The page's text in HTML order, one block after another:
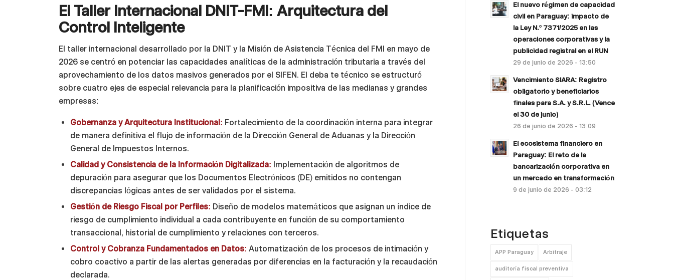
El Taller Internacional DNIT-FMI: Arquitectura del
Control Inteligente
El taller internacional desarrollado por la DNIT y la Misión de Asistencia Técnica del FMI en mayo de
2026 se centró en potenciar las capacidades analíticas de la administración tributaria a través del
aprovechamiento de los datos masivos generados por el SIFEN. El deba te técnico se estructuró
sobre cuatro ejes de especial relevancia para la planificación impositiva de las medianas y grandes
empresas:
Gobernanza y Arquitectura Institucional: Fortalecimiento de la coordinación interna para integrar
de manera definitiva el flujo de información de la Dirección General de Aduanas y la Dirección
General de Impuestos Internos.
Calidad y Consistencia de la Información Digitalizada: Implementación de algoritmos de
depuración para asegurar que los Documentos Electrónicos (DE) emitidos no contengan
discrepancias lógicas antes de ser validados por el sistema.
Gestión de Riesgo Fiscal por Perfiles: Diseño de modelos matemáticos que asignan un índice de
riesgo de cumplimiento individual a cada contribuyente en función de su comportamiento
transaccional, historial de cumplimiento y relaciones con terceros.
Control y Cobranza Fundamentados en Datos: Automatización de los procesos de intimación y
cobro coactivo a partir de las alertas generadas por diferencias en la facturación y la recaudación
declarada.
El nuevo régimen de capacidad
civil en Paraguay: impacto de
la Ley N.º 7371/2025 en las
operaciones corporativas y la
publicidad registral en el RUN
29 de junio de 2026 - 13:50
Vencimiento SIARA: Registro
obligatorio y beneficiarios
finales para S.A. y S.R.L. (Vence
el 30 de junio)
26 de junio de 2026 - 13:09
El ecosistema financiero en
Paraguay: El reto de la
bancarización corporativa en
un mercado en transformación
9 de junio de 2026 - 03:12
Etiquetas
APP Paraguay Arbitraje
auditoría fiscal preventiva